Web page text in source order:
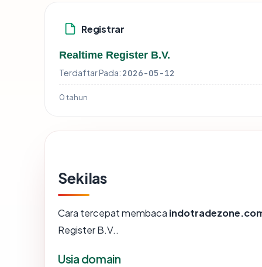
Registrar
Realtime Register B.V.
Terdaftar Pada: 2026-05-12
0 tahun
Sekilas
Cara tercepat membaca
Register B.V..
Usia domain